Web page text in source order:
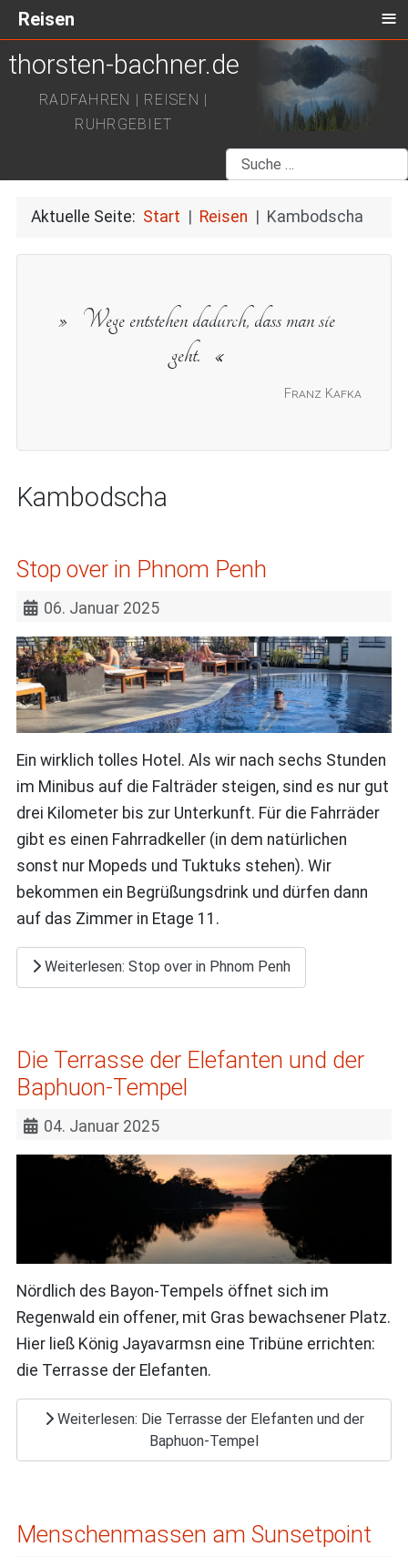
thorsten-bachner.de
RADFAHREN | REISEN |
RUHRGEBIET
Suchen
Aktuelle Seite: Start Reisen Kambodscha
Franz Kafka
Wege entstehen dadurch, dass man sie
geht.
Kambodscha
Stop over in Phnom Penh
06. Januar 2025
Ein wirklich tolles Hotel. Als wir nach sechs Stunden
im Minibus auf die Falträder steigen, sind es nur gut
drei Kilometer bis zur Unterkunft. Für die Fahrräder
gibt es einen Fahrradkeller (in dem natürlichen
sonst nur Mopeds und Tuktuks stehen). Wir
bekommen ein Begrüßungsdrink und dürfen dann
auf das Zimmer in Etage 11.
Weiterlesen: Stop over in Phnom Penh
Die Terrasse der Elefanten und der
Baphuon-Tempel
04. Januar 2025
Nördlich des Bayon-Tempels öffnet sich im
Regenwald ein offener, mit Gras bewachsener Platz.
Hier ließ König Jayavarmsn eine Tribüne errichten:
die Terrasse der Elefanten.
Weiterlesen: Die Terrasse der Elefanten und der
Baphuon-Tempel
Menschenmassen am Sunsetpoint
Reisen ≡